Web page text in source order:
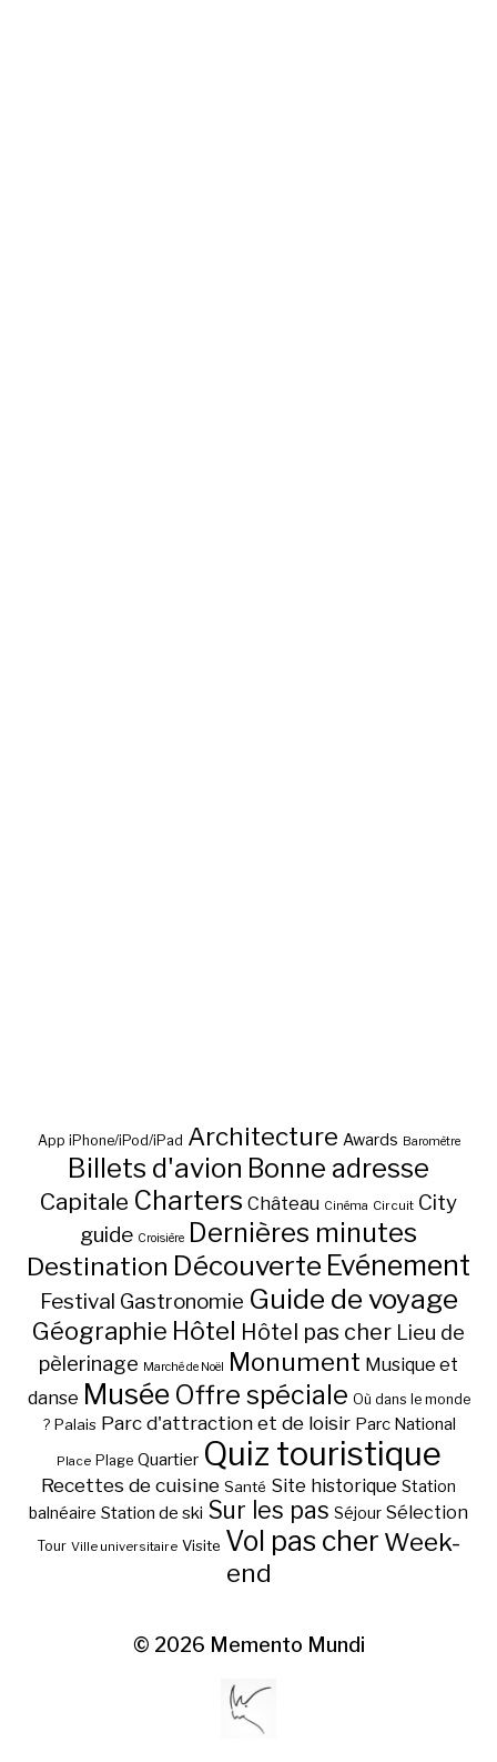
App iPhone/iPod/iPad Architecture Awards Baromètre
Billets d'avion Bonne adresse
Capitale Charters Château Cinéma Circuit City
guide Croisière Dernières minutes
Destination Découverte Evénement
Festival Gastronomie Guide de voyage
Géographie Hôtel Hôtel pas cher Lieu de
pèlerinage Marché de Noël Monument Musique et
danse Musée Offre spéciale Où dans le monde
? Palais Parc d'attraction et de loisir Parc National
Place Plage Quartier Quiz touristique
Recettes de cuisine Santé Site historique Station
balnéaire Station de ski Sur les pas Séjour Sélection
Tour Ville universitaire Visite Vol pas cher Week-
end
© 2026 Memento Mundi